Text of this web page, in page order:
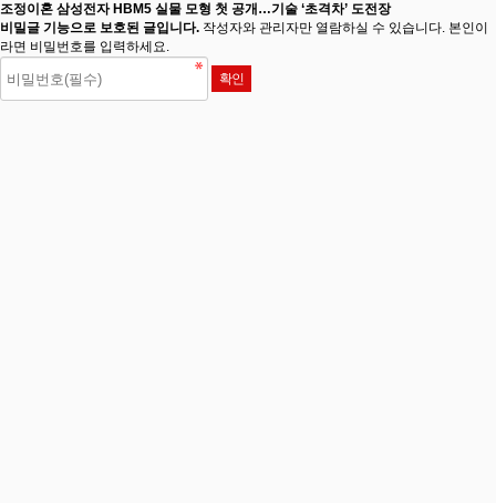
조정이혼 삼성전자 HBM5 실물 모형 첫 공개…기술 ‘초격차’ 도전장
비밀글 기능으로 보호된 글입니다. 작성자와 관리자만 열람하실 수 있습니다. 본인이
라면 비밀번호를 입력하세요.